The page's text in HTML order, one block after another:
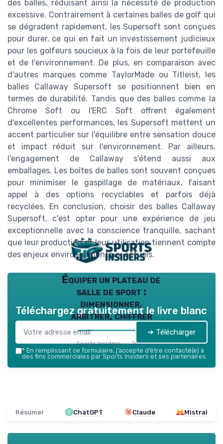
des balles, réduisant ainsi la nécessité de production
excessive. Contrairement à certaines balles de golf qui
se dégradent rapidement, les Supersoft sont conçues
pour durer, ce qui en fait un investissement judicieux
pour les golfeurs soucieux à la fois de leur portefeuille
et de l'environnement. De plus, en comparaison avec
d'autres marques comme TaylorMade ou Titleist, les
balles Callaway Supersoft se positionnent bien en
termes de durabilité. Tandis que des balles comme la
Chrome Soft ou l'ERC Soft offrent également
d'excellentes performances, les Supersoft mettent un
accent particulier sur l'équilibre entre sensation douce
et impact réduit sur l'environnement. Par ailleurs,
l'engagement de Callaway s'étend aussi aux
emballages. Les boîtes de balles sont souvent conçues
pour minimiser le gaspillage de matériaux, faisant
appel à des options recyclables et parfois déjà
recyclées. En conclusion, choisir des balles Callaway
Supersoft, c'est opter pour une expérience de jeu
exceptionnelle avec la conscience tranquille, sachant
que leur production et leur utilisation tiennent compte
des enjeux environnementaux actuels.
Équiper un plateau de
salle de sport :
dimensionner,
arbitrer, chiffrer
Sports Insiders — 2026
Téléchargez gratuitement le livre blanc
➔ Télécharger
* En remplissant ce formulaire, j’accepte d’être contacté(e) à
des fins commerciales par Sports Insiders et ses partenaires.
Résumer ChatGPT Claude Mistral